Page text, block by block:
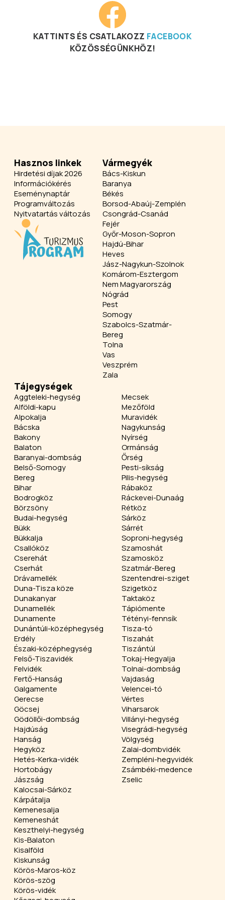
KATTINTS ÉS CSATLAKOZZ FACEBOOK
KÖZÖSSÉGÜNKHÖZ!
Hasznos linkek
Hirdetési díjak 2026
Információkérés
Eseménynaptár
Programváltozás
Nyitvatartás változás
Vármegyék
Bács-Kiskun
Baranya
Békés
Borsod-Abaúj-Zemplén
Csongrád-Csanád
Fejér
Győr-Moson-Sopron
Hajdú-Bihar
Heves
Jász-Nagykun-Szolnok
Komárom-Esztergom
Nem Magyarország
Nógrád
Pest
Somogy
Szabolcs-Szatmár-
Bereg
Tolna
Vas
Veszprém
Zala
Tájegységek
Aggteleki-hegység
Alföldi-kapu
Alpokalja
Bácska
Bakony
Balaton
Baranyai-dombság
Belső-Somogy
Bereg
Bihar
Bodrogköz
Börzsöny
Budai-hegység
Bükk
Bükkalja
Csallóköz
Cserehát
Cserhát
Drávamellék
Duna-Tisza köze
Dunakanyar
Dunamellék
Dunamente
Dunántúli-középhegység
Erdély
Északi-középhegység
Felső-Tiszavidék
Felvidék
Fertő-Hanság
Galgamente
Gerecse
Göcsej
Gödöllői-dombság
Hajdúság
Hanság
Hegyköz
Hetés-Kerka-vidék
Hortobágy
Jászság
Kalocsai-Sárköz
Kárpátalja
Kemenesalja
Kemeneshát
Keszthelyi-hegység
Kis-Balaton
Kisalföld
Kiskunság
Körös-Maros-köz
Körös-szög
Körös-vidék
Mecsek
Mezőföld
Muravidék
Nagykunság
Nyírség
Ormánság
Őrség
Pesti-síkság
Pilis-hegység
Rábaköz
Ráckevei-Dunaág
Rétköz
Sárköz
Sárrét
Soproni-hegység
Szamoshát
Szamosköz
Szatmár-Bereg
Szentendrei-sziget
Szigetköz
Taktaköz
Tápiómente
Tétényi-fennsík
Tisza-tó
Tiszahát
Tiszántúl
Tokaj-Hegyalja
Tolnai-dombság
Vajdaság
Velencei-tó
Vértes
Viharsarok
Villányi-hegység
Visegrádi-hegység
Völgység
Zalai-dombvidék
Zempléni-hegyvidék
Zsámbéki-medence
Zselic